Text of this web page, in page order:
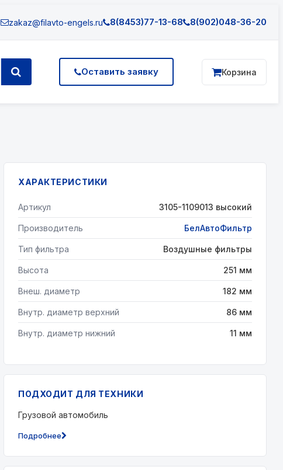
zakaz@filavto-engels.ru 8(8453)77-13-68 8(902)048-36-20
Оставить заявку Корзина
ХАРАКТЕРИСТИКИ
Артикул 3105-1109013 высокий
Производитель БелАвтоФильтр
Тип фильтра Воздушные фильтры
Высота 251 мм
Внеш. диаметр 182 мм
Внутр. диаметр верхний 86 мм
Внутр. диаметр нижний 11 мм
ПОДХОДИТ ДЛЯ ТЕХНИКИ
Грузовой автомобиль
Подробнее